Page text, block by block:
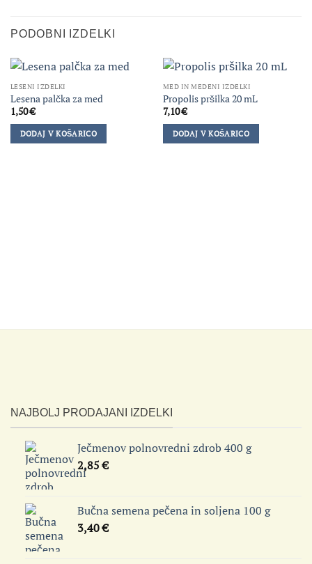
PODOBNI IZDELKI
LESENI IZDELKI
Lesena palčka za med
1,50€
DODAJ V KOŠARICO
MED IN MEDENI IZDELKI
Propolis pršilka 20 mL
7,10€
DODAJ V KOŠARICO
NAJBOLJ PRODAJANI IZDELKI
Ječmenov polnovredni zdrob 400 g
2,85€
Bučna semena pečena in soljena 100 g
3,40€